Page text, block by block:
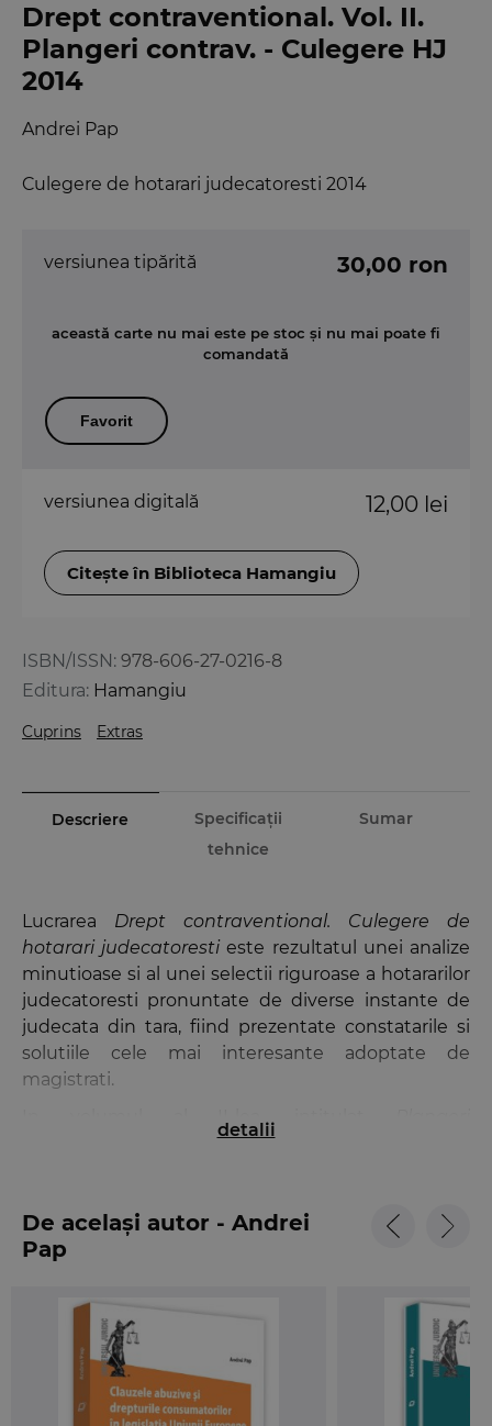
Drept contraventional. Vol. II.
Plangeri contrav. - Culegere HJ
2014
Culegere de hotarari judecatoresti 2014
Andrei Pap
ISBN/ISSN: 978-606-27-0216-8
Editura: Hamangiu
Cuprins Extras
versiunea tipărită 30,00 ron
această carte nu mai este pe stoc și nu mai poate fi
comandată
Favorit
versiunea digitală 12,00 lei
Citește în Biblioteca Hamangiu
Descriere
Specificații
tehnice
Sumar
Lucrarea Drept contraventional. Culegere de
hotarari judecatorestieste rezultatul unei analize
minutioase si al unei selectii riguroase a hotararilor
judecatoresti pronuntate de diverse instante de
judecata din tara, fiind prezentate constatarile si
solutiile cele mai interesante adoptate de
magistrati.
In volumul al II-lea, intitulat
contraventionale. Contestatii la executare
pronuntate in anul 2014 de varii instante nationale,
in diferite domenii in care legiuitorul a stabilit ca
sanctioneaza potrivit legii.
Lucrarea poate fi utilizata si pentru o analiza
comparativa cu volumul I, astfel incat cititorul sa
poata observa la ce nivel a ajuns calitatea
hotararilor judecatoresti pronuntate in materie
detalii
De același autor - Andrei
Pap